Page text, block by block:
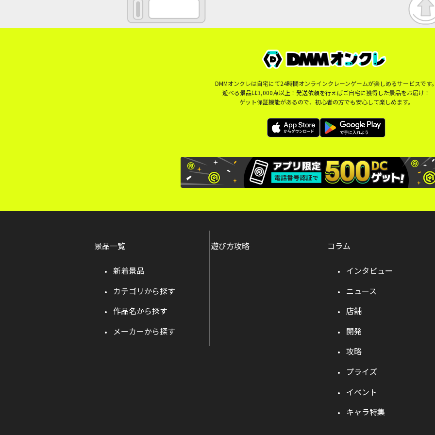
DMMオンクレは自宅にて24時間オンラインクレーンゲームが楽しめるサービスです
遊べる景品は3,000点以上！発送依頼を行えばご自宅に獲得した景品をお届け！
ゲット保証機能があるので、初心者の方でも安心して楽しめます。
景品一覧
新着景品
カテゴリから探す
作品名から探す
メーカーから探す
遊び方攻略 コラム
インタビュー
ニュース
店舗
開発
攻略
プライズ
イベント
キャラ特集